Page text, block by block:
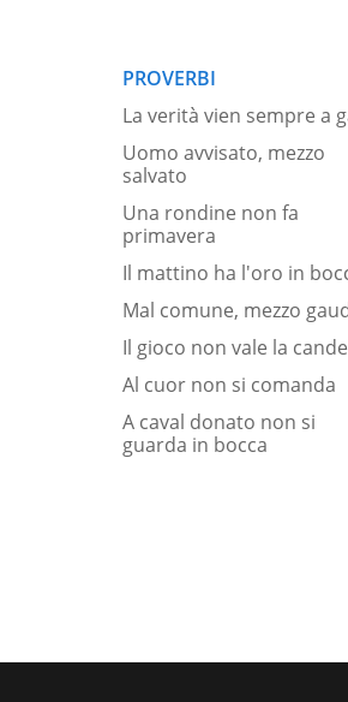
PROVERBI
La verità vien sempre a
Uomo avvisato, mezzo
salvato
Una rondine non fa
primavera
Il mattino ha l'oro in
Mal comune, mezzo
Il gioco non vale la
Al cuor non si comanda
A caval donato non si
guarda in bocca